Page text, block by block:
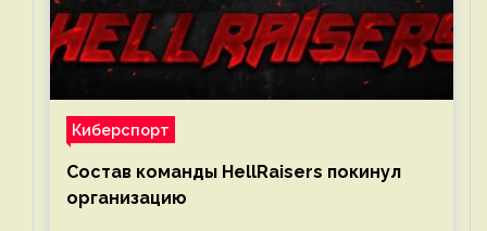
Киберспорт
Состав команды HellRaisers покинул
организацию